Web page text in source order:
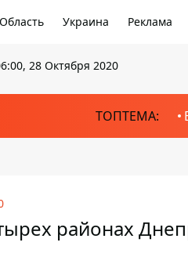
Область Украина Реклама
28 Октября 2020
ТОПТЕМА:
районах